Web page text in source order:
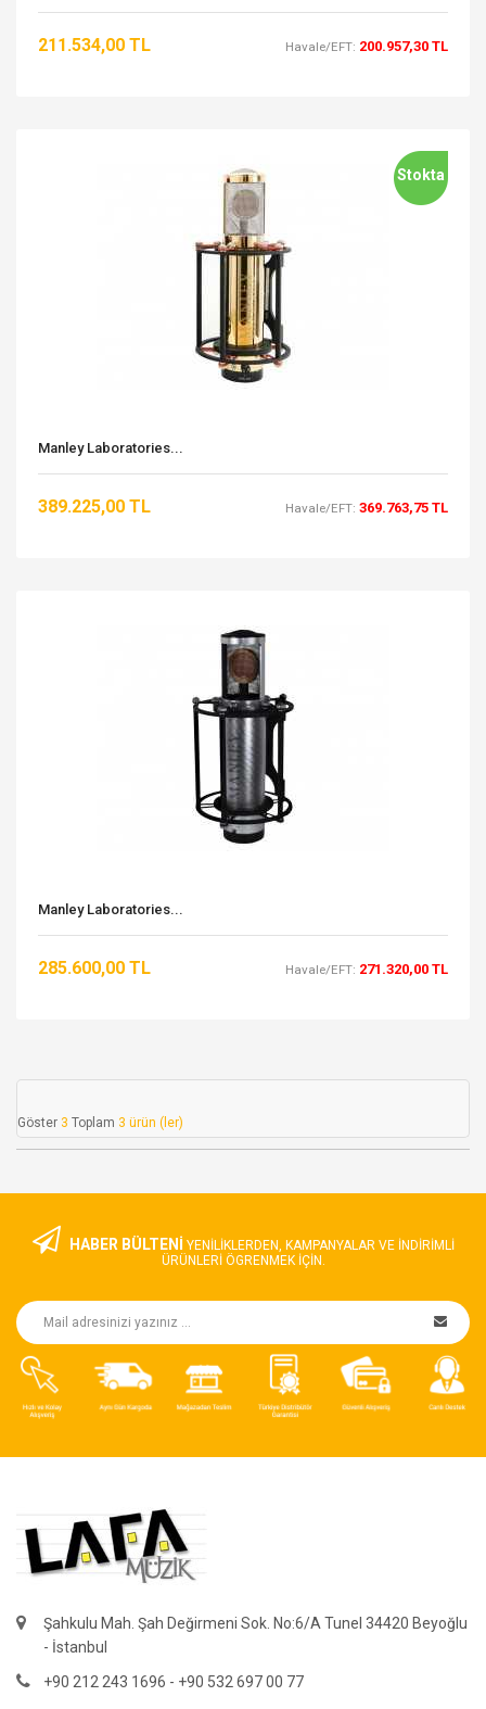
211.534,00 TL Havale/EFT: 200.957,30 TL
Stokta
Manley Laboratories...
389.225,00 TL Havale/EFT: 369.763,75 TL
Manley Laboratories...
285.600,00 TL Havale/EFT: 271.320,00 TL
Göster 3 Toplam 3 ürün (ler)
HABER BÜLTENİ YENILIKLERDEN, KAMPANYALAR VE INDIRIMLI
ÜRÜNLERI ÖGRENMEK IÇIN.
Şahkulu Mah. Şah Değirmeni Sok. No:6/A Tunel 34420 Beyoğlu
- İstanbul
+90 212 243 1696 - +90 532 697 00 77